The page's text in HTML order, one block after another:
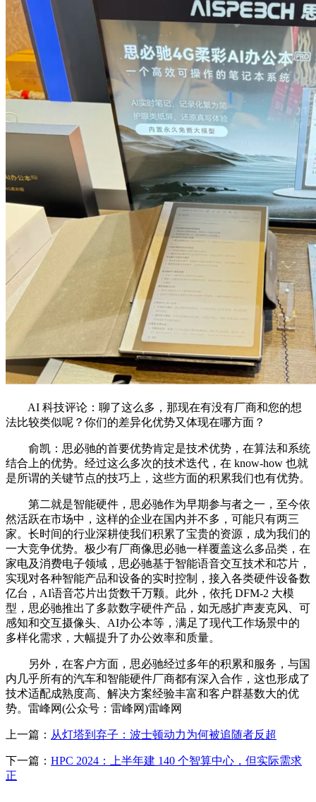
AI 科技评论：聊了这么多，那现在有没有厂商和您的想
法比较类似呢？你们的差异化优势又体现在哪方面？
俞凯：思必驰的首要优势肯定是技术优势，在算法和系统
结合上的优势。经过这么多次的技术迭代，在 know-how 也就
是所谓的关键节点的技巧上，这些方面的积累我们也有优势。
第二就是智能硬件，思必驰作为早期参与者之一，至今依
然活跃在市场中，这样的企业在国内并不多，可能只有两三
家。长时间的行业深耕使我们积累了宝贵的资源，成为我们的
一大竞争优势。极少有厂商像思必驰一样覆盖这么多品类，在
家电及消费电子领域，思必驰基于智能语音交互技术和芯片，
实现对各种智能产品和设备的实时控制，接入各类硬件设备数
亿台，AI语音芯片出货数千万颗。此外，依托 DFM-2 大模
型，思必驰推出了多款数字硬件产品，如无感扩声麦克风、可
感知和交互摄像头、AI办公本等，满足了现代工作场景中的
多样化需求，大幅提升了办公效率和质量。
另外，在客户方面，思必驰经过多年的积累和服务，与国
内几乎所有的汽车和智能硬件厂商都有深入合作，这也形成了
技术适配成熟度高、解决方案经验丰富和客户群基数大的优
势。雷峰网(公众号：雷峰网)雷峰网
上一篇： 从灯塔到弃子：波士顿动力为何被追随者反超
下一篇： HPC 2024：上半年建 140 个智算中心，但实际需求
正